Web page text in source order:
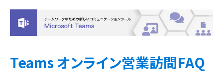
Teams オンライン営業訪問FAQ